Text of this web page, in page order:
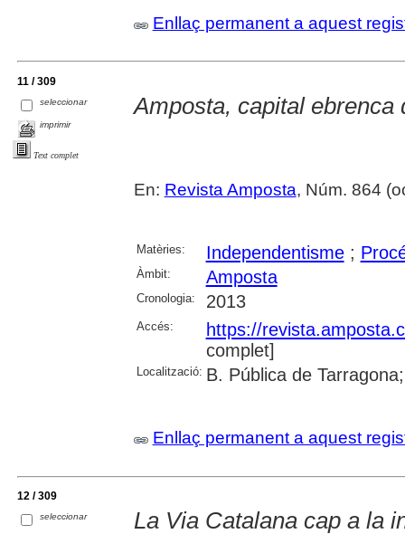
Enllaç permanent a aquest
11 / 309
seleccionar
imprimir
Text complet
Amposta, capital ebrenca
En: Revista Amposta, Núm. 864
Matèries: Independentisme;
Àmbit: Amposta
Cronologia: 2013
Accés:
https://
complet]
Localització: B. Pública de
Enllaç permanent a aquest
12 / 309
seleccionar La Via Catalana cap a la